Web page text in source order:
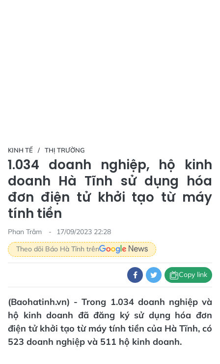
KINH TẾ THỊ TRƯỜNG
1.034 doanh nghiệp, hộ kinh
doanh Hà Tĩnh sử dụng hóa
đơn điện tử khởi tạo từ máy
tính tiền
Phan Trâm
17/09/2023 22:28
Theo dõi Báo Hà Tĩnh trên
Copy link
(Baohatinh.vn) - Trong 1.034 doanh nghiệp và
hộ kinh doanh đã đăng ký sử dụng hóa đơn
điện tử khởi tạo từ máy tính tiền của Hà Tĩnh, có
523 doanh nghiệp và 511 hộ kinh doanh.